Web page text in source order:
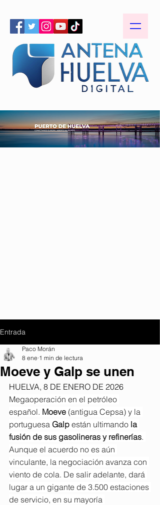
Entrada
Moeve y Galp se unen
Paco Morán
8 ene 1 min de lectura
HUELVA, 8 DE ENERO DE 2026
Megaoperación en el petróleo
español. Moeve (antigua Cepsa) y la
portuguesa Galp están ultimando la
fusión de sus gasolineras y refinerías.
Aunque el acuerdo no es aún
vinculante, la negociación avanza con
viento de cola. De salir adelante, dará
lugar a un gigante de 3.500 estaciones
de servicio, en su mayoría